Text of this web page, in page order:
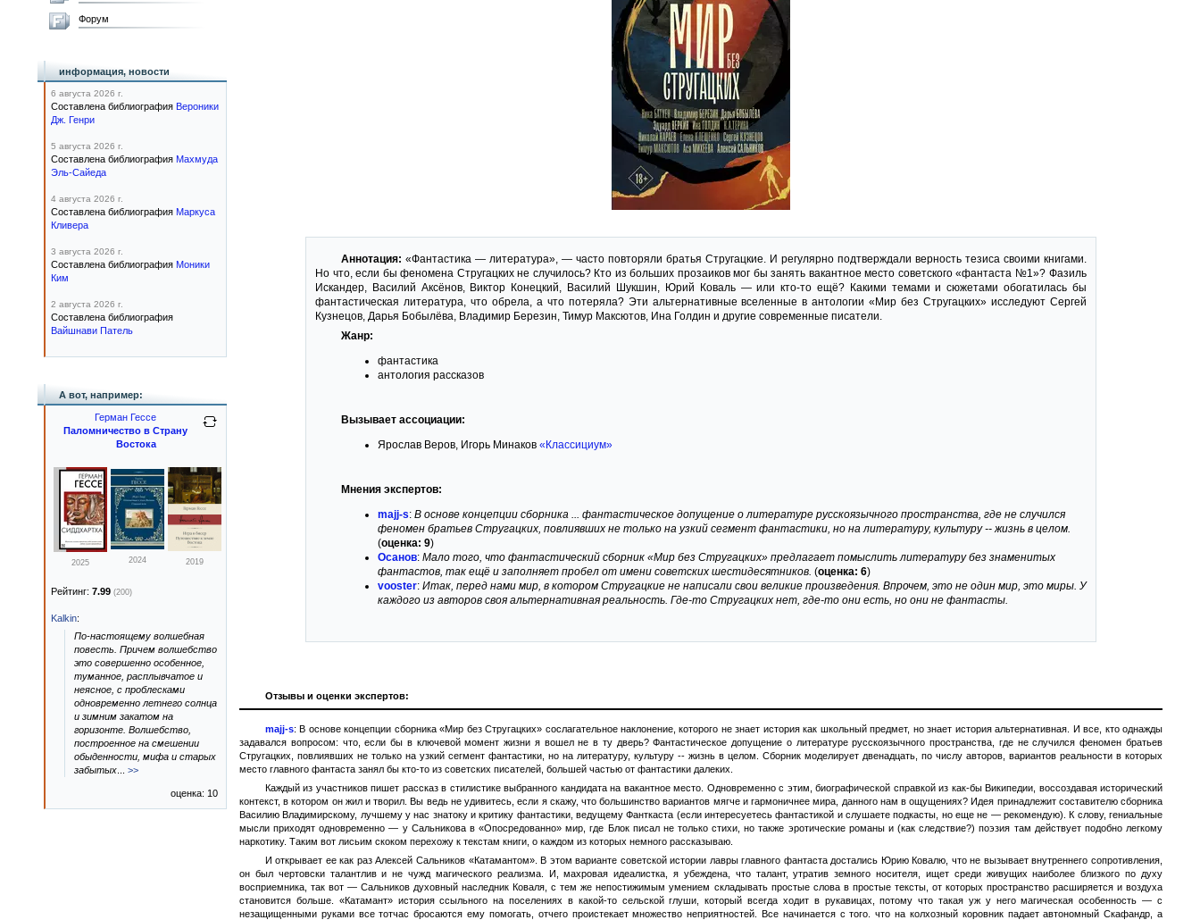
Аннотация: «Фантастика — литература», — часто повторяли братья Стругацкие. И регулярно подтверждали верность тезиса своими книгами.
Но что, если бы феномена Стругацких не случилось? Кто из больших прозаиков мог бы занять вакантное место советского «фантаста №1»? Фазиль
Искандер, Василий Аксёнов, Виктор Конецкий, Василий Шукшин, Юрий Коваль — или кто-то ещё? Какими темами и сюжетами обогатилась бы
фантастическая литература, что обрела, а что потеряла? Эти альтернативные вселенные в антологии «Мир без Стругацких» исследуют Сергей
Кузнецов, Дарья Бобылёва, Владимир Березин, Тимур Максютов, Ина Голдин и другие современные писатели.
Жанр:
фантастика
антология рассказов
Вызывает ассоциации:
Ярослав Веров, Игорь Минаков «Классициум»
Мнения экспертов:
majj-s: В основе концепции сборника ... фантастическое допущение о литературе русскоязычного пространства, где не случился
феномен братьев Стругацких, повлиявших не только на узкий сегмент фантастики, но на литературу, культуру -- жизнь в целом.
(оценка: 9)
Осанов: Мало того, что фантастический сборник «Мир без Стругацких» предлагает помыслить литературу без знаменитых
фантастов, так ещё и заполняет пробел от имени советских шестидесятников. (оценка: 6)
vooster: Итак, перед нами мир, в котором Стругацкие не написали свои великие произведения. Впрочем, это не один мир, это миры. У
каждого из авторов своя альтернативная реальность. Где-то Стругацких нет, где-то они есть, но они не фантасты.
Отзывы и оценки экспертов:
majj-s: В основе концепции сборника «Мир без Стругацких» сослагательное наклонение, которого не знает история как школьный предмет, но знает история альтернативная. И все, кто однажды
задавался вопросом: что, если бы в ключевой момент жизни я вошел не в ту дверь? Фантастическое допущение о литературе русскоязычного пространства, где не случился феномен братьев
Стругацких, повлиявших не только на узкий сегмент фантастики, но на литературу, культуру -- жизнь в целом. Сборник моделирует двенадцать, по числу авторов, вариантов реальности в которых
место главного фантаста занял бы кто-то из советских писателей, большей частью от фантастики далеких.
Каждый из участников пишет рассказ в стилистике выбранного кандидата на вакантное место. Одновременно с этим, биографической справкой из как-бы Википедии, воссоздавая исторический
контекст, в котором он жил и творил. Вы ведь не удивитесь, если я скажу, что большинство вариантов мягче и гармоничнее мира, данного нам в ощущениях? Идея принадлежит составителю сборника
Василию Владимирскому, лучшему у нас знатоку и критику фантастики, ведущему Фанткаста (если интересуетесь фантастикой и слушаете подкасты, но еще не — рекомендую). К слову, гениальные
мысли приходят одновременно — у Сальникова в «Опосредованно» мир, где Блок писал не только стихи, но также эротические романы и (как следствие?) поэзия там действует подобно легкому
наркотику. Таким вот лисьим скоком перехожу к текстам книги, о каждом из которых немного рассказываю.
И открывает ее как раз Алексей Сальников «Катамантом». В этом варианте советской истории лавры главного фантаста достались Юрию Ковалю, что не вызывает внутреннего сопротивления,
он был чертовски талантлив и не чужд магического реализма. И, махровая идеалистка, я убеждена, что талант, утратив земного носителя, ищет среди живущих наиболее близкого по духу
восприемника, так вот — Сальников духовный наследник Коваля, с тем же непостижимым умением складывать простые слова в простые тексты, от которых пространство расширяется и воздуха
становится больше. «Катамант» история ссыльного на поселениях в какой-то сельской глуши, который всегда ходит в рукавицах, потому что такая уж у него магическая особенность — с
незащищенными руками все тотчас бросаются ему помогать, отчего проистекает множество неприятностей. Все начинается с того. что на колхозный коровник падает автономный Скафандр, а
Форум
информация, новости
6 августа 2026 г.
Составлена библиография Вероники
Дж. Генри
5 августа 2026 г.
Составлена библиография Махмуда
Эль-Сайеда
4 августа 2026 г.
Составлена библиография Маркуса
Кливера
3 августа 2026 г.
Составлена библиография Моники
Ким
2 августа 2026 г.
Составлена библиография
Вайшнави Патель
А вот, например:
Герман Гессе
Паломничество в Страну
Востока
2025 2024 2019
Рейтинг: 7.99 (200)
Kalkin:
По-настоящему волшебная
повесть. Причем волшебство
это совершенно особенное,
туманное, расплывчатое и
неясное, с проблесками
одновременно летнего солнца
и зимним закатом на
горизонте. Волшебство,
построенное на смешении
обыденности, мифа и старых
забытых
>>
оценка: 10